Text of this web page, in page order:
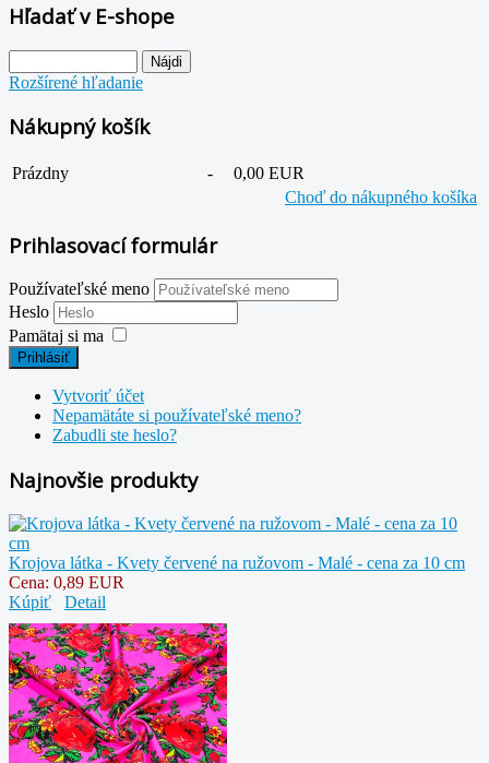
Hľadať v E-shope
Rozšírené hľadanie
Nákupný košík
Prázdny -
0,00 EUR
Choď do nákupného košíka
Prihlasovací formulár
Používateľské meno
Heslo
Pamätaj si ma
Prihlásiť
Vytvoriť účet
Nepamätáte si používateľské meno?
Zabudli ste heslo?
Najnovšie produkty
Krojova látka - Kvety červené na ružovom - Malé - cena za 10 cm
Cena: 0,89 EUR
Kúpiť
Detail